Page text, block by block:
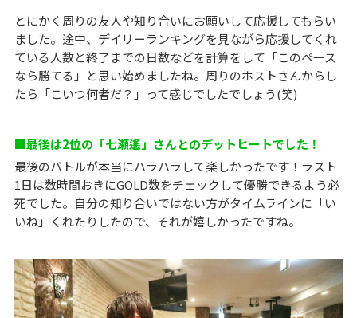
とにかく周りの友人や知り合いにお願いして応援してもらい
ました。途中、デイリーランキングを見ながら応援してくれ
ている人数と終了までの日数などを計算をして「このぺース
なら勝てる」と思い始めましたね。周りのホストさんからし
たら「こいつ何者だ？」って感じでしたでしょう(笑)
■最後は2位の「七瀬遙」さんとのデットヒートでした！
最後のバトルが本当にハラハラして楽しかったです！ラスト
1日は数時間おきにGOLD数をチェックして優勝できるよう必
死でした。自分の知り合いではない方がタイムラインに「い
いね」くれたりしたので、それが嬉しかったですね。